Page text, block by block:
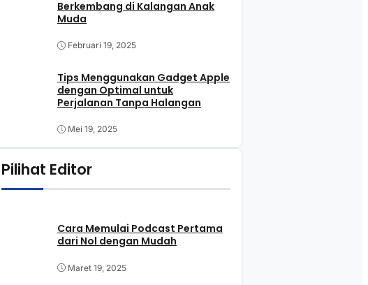
Berkembang di Kalangan Anak
Muda
Februari 19, 2025
Tips Menggunakan Gadget Apple
dengan Optimal untuk
Perjalanan Tanpa Halangan
Mei 19, 2025
Pilihat Editor
Cara Memulai Podcast Pertama
dari Nol dengan Mudah
Maret 19, 2025